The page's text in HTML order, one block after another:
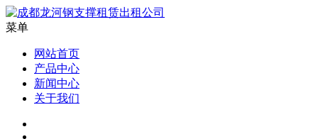
菜单
网站首页
产品中心
新闻中心
关于我们